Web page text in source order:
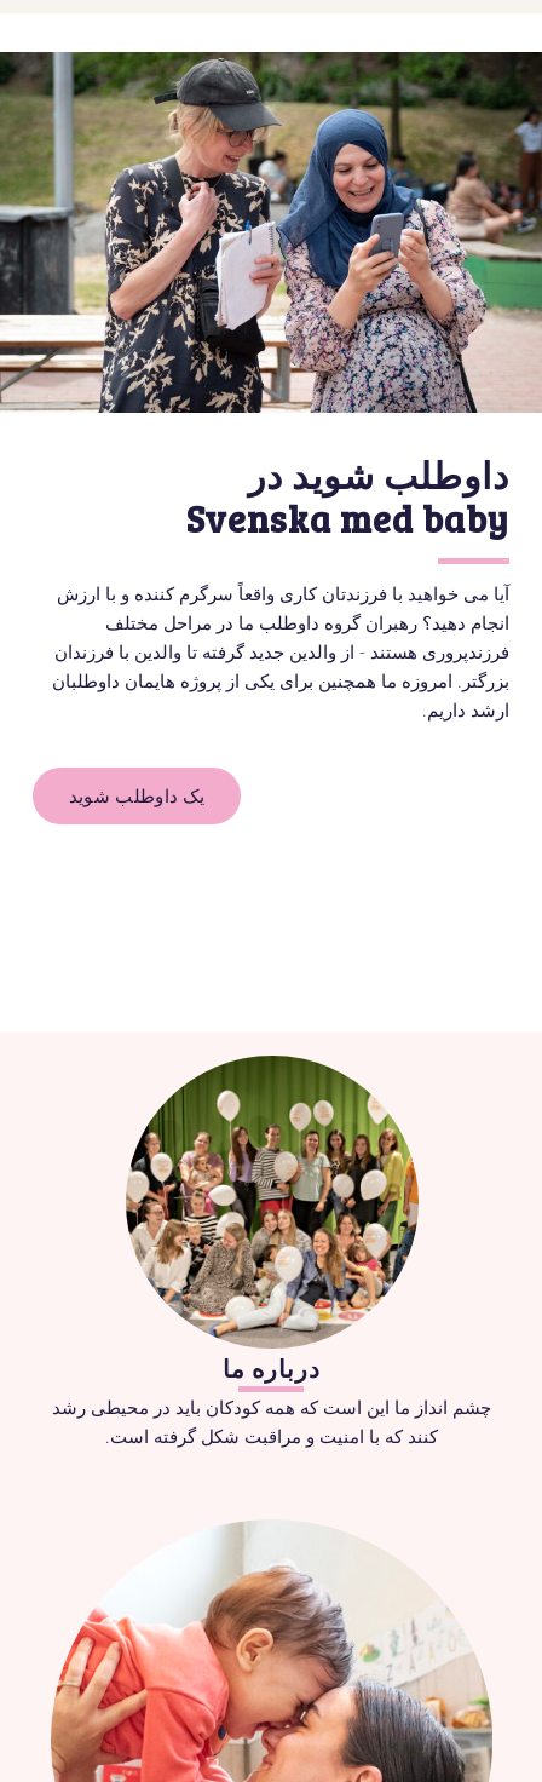
داوطلب شوید در
Svenska med baby
آیا می خواهید با فرزندتان کاری واقعاً سرگرم کننده و با ارزش
انجام دهید؟ رهبران گروه داوطلب ما در مراحل مختلف
فرزندپروری هستند - از والدین جدید گرفته تا والدین با فرزندان
بزرگتر. امروزه ما همچنین برای یکی از پروژه هایمان داوطلبان
ارشد داریم.
یک داوطلب شوید
درباره ما
چشم انداز ما این است که همه کودکان باید در محیطی رشد
کنند که با امنیت و مراقبت شکل گرفته است.